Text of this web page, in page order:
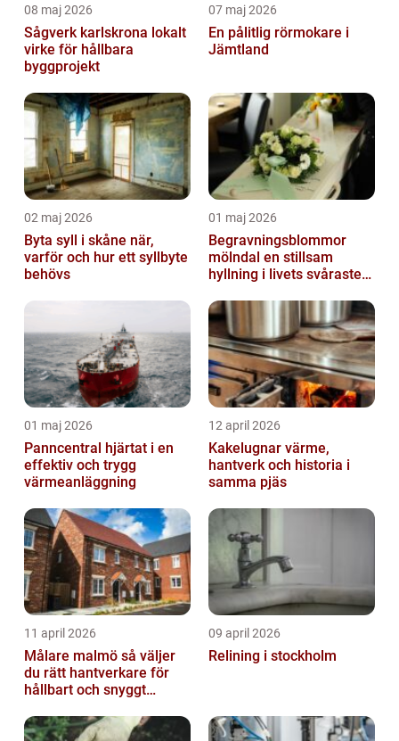
08 maj 2026
Sågverk karlskrona lokalt
virke för hållbara
byggprojekt
07 maj 2026
En pålitlig rörmokare i
Jämtland
02 maj 2026
Byta syll i skåne när,
varför och hur ett syllbyte
behövs
01 maj 2026
Begravningsblommor
mölndal en stillsam
hyllning i livets svåraste
01 maj 2026
Panncentral hjärtat i en
effektiv och trygg
värmeanläggning
12 april 2026
Kakelugnar värme,
hantverk och historia i
samma pjäs
11 april 2026
Målare malmö så väljer
du rätt hantverkare för
hållbart och snyggt
09 april 2026
Relining i stockholm